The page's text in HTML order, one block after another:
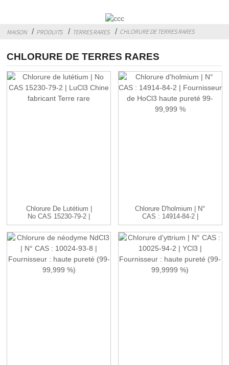
MAISON PRODUITS TERRES RARES CHLORURE DE TERRES RARES
CHLORURE DE TERRES RARES
Chlorure De Lutétium |
No CAS 15230-79-2 |
LuCl3C...
Chlorure D'holmium | N°
CAS : 14914-84-2 |
HoCl3 ...